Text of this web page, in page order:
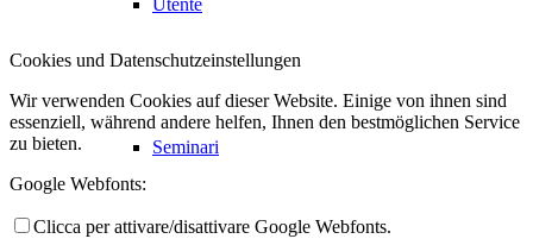
Utente
Seminari
Cookies und Datenschutzeinstellungen
Wir verwenden Cookies auf dieser Website. Einige von ihnen sind
essenziell, während andere helfen, Ihnen den bestmöglichen Service
zu bieten.
Google Webfonts:
Clicca per attivare/disattivare Google Webfonts.